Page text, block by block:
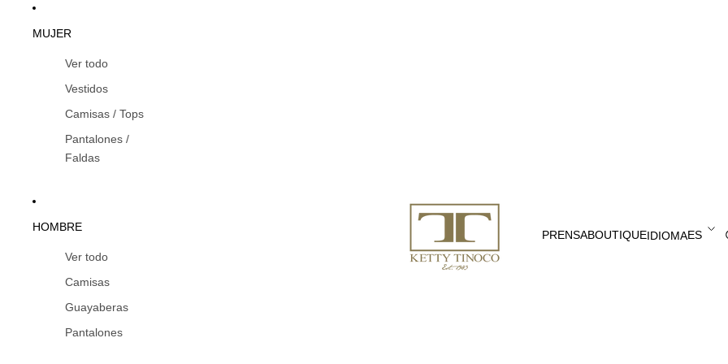
MUJER
Ver todo
Vestidos
Camisas / Tops
Pantalones /
Faldas
HOMBRE
Ver todo
Camisas
Guayaberas
Pantalones
PRENSABOUTIQUEIDIOMA